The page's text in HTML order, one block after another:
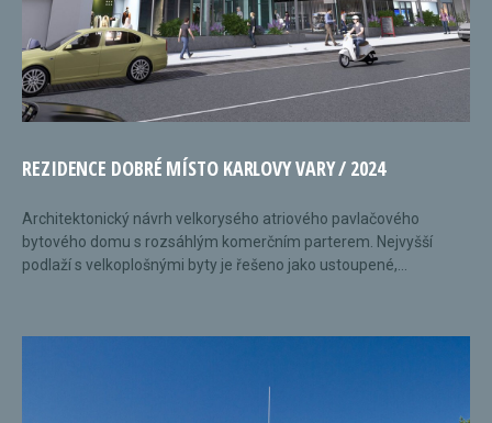
REZIDENCE DOBRÉ MÍSTO KARLOVY VARY / 2024
Architektonický návrh velkorysého atriového pavlačového
bytového domu s rozsáhlým komerčním parterem. Nejvyšší
podlaží s velkoplošnými byty je řešeno jako ustoupené,...